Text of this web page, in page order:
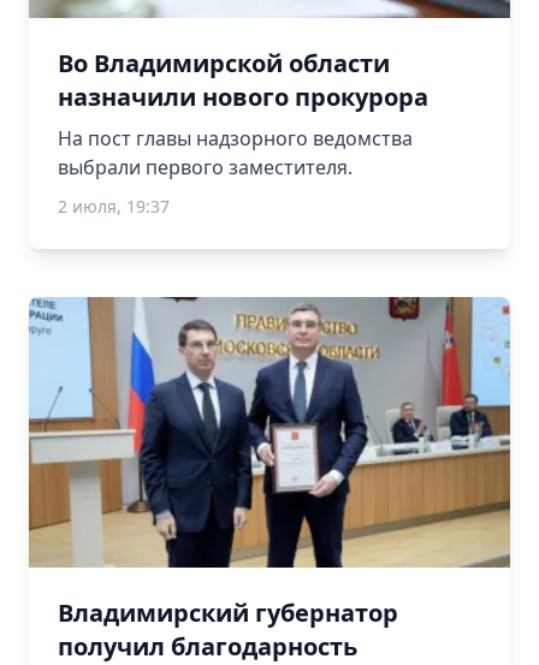
Во Владимирской области
назначили нового прокурора
На пост главы надзорного ведомства
выбрали первого заместителя.
2 июля, 19:37
Владимирский губернатор
получил благодарность